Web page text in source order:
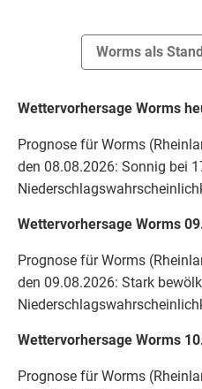
Worms als
Wettervorhersage Worms
Prognose für Worms
den 08.08.2026: Sonnig bei
Wettervorhersage Worms
Prognose für Worms
den 09.08.2026: Stark
Wettervorhersage Worms
Prognose für Worms